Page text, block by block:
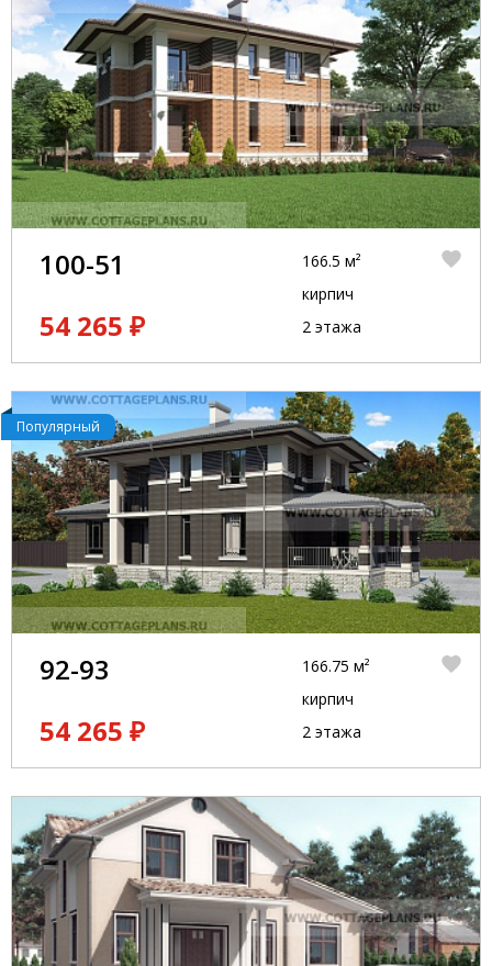
100-51
54 265 ₽
166.5 м²
кирпич
2 этажа
Популярный
92-93
54 265 ₽
166.75 м²
кирпич
2 этажа